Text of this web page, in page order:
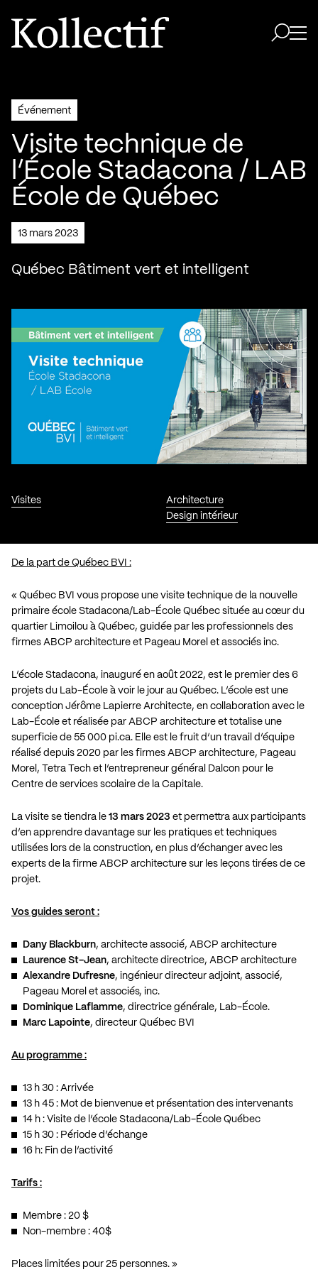
Aller à la page d'accueil
Logo Kollectif
Événement
Visite technique de
l’École Stadacona / LAB
École de Québec
13 mars 2023
Québec Bâtiment vert et intelligent
Visites
Architecture
Design intérieur
De la part de Québec BVI :
« Québec BVI vous propose une visite technique de la nouvelle
primaire école Stadacona/Lab-École Québec située au cœur du
quartier Limoilou à Québec, guidée par les professionnels des
firmes ABCP architecture et Pageau Morel et associés inc.
L’école Stadacona, inauguré en août 2022, est le premier des 6
projets du Lab-École à voir le jour au Québec. L’école est une
conception Jérôme Lapierre Architecte, en collaboration avec le
Lab-École et réalisée par ABCP architecture et totalise une
superficie de 55 000 pi.ca. Elle est le fruit d’un travail d’équipe
réalisé depuis 2020 par les firmes ABCP architecture, Pageau
Morel, Tetra Tech et l’entrepreneur général Dalcon pour le
Centre de services scolaire de la Capitale.
La visite se tiendra le 13 mars 2023 et permettra aux participants
d’en apprendre davantage sur les pratiques et techniques
utilisées lors de la construction, en plus d’échanger avec les
experts de la firme ABCP architecture sur les leçons tirées de ce
projet.
Vos guides seront :
Dany Blackburn, architecte associé, ABCP architecture
Laurence St-Jean, architecte directrice, ABCP architecture
Alexandre Dufresne, ingénieur directeur adjoint, associé,
Pageau Morel et associés, inc.
Dominique Laflamme, directrice générale, Lab-École.
Marc Lapointe, directeur Québec BVI
Au programme :
13 h 30 : Arrivée
13 h 45 : Mot de bienvenue et présentation des intervenants
14 h : Visite de l’école Stadacona/Lab-École Québec
15 h 30 : Période d’échange
16 h: Fin de l’activité
Tarifs :
Membre : 20 $
Non-membre : 40$
Places limitées pour 25 personnes. »